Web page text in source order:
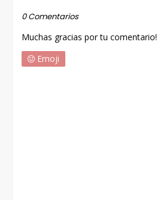
0 Comentarios
Muchas gracias por tu comentario!
Emoji